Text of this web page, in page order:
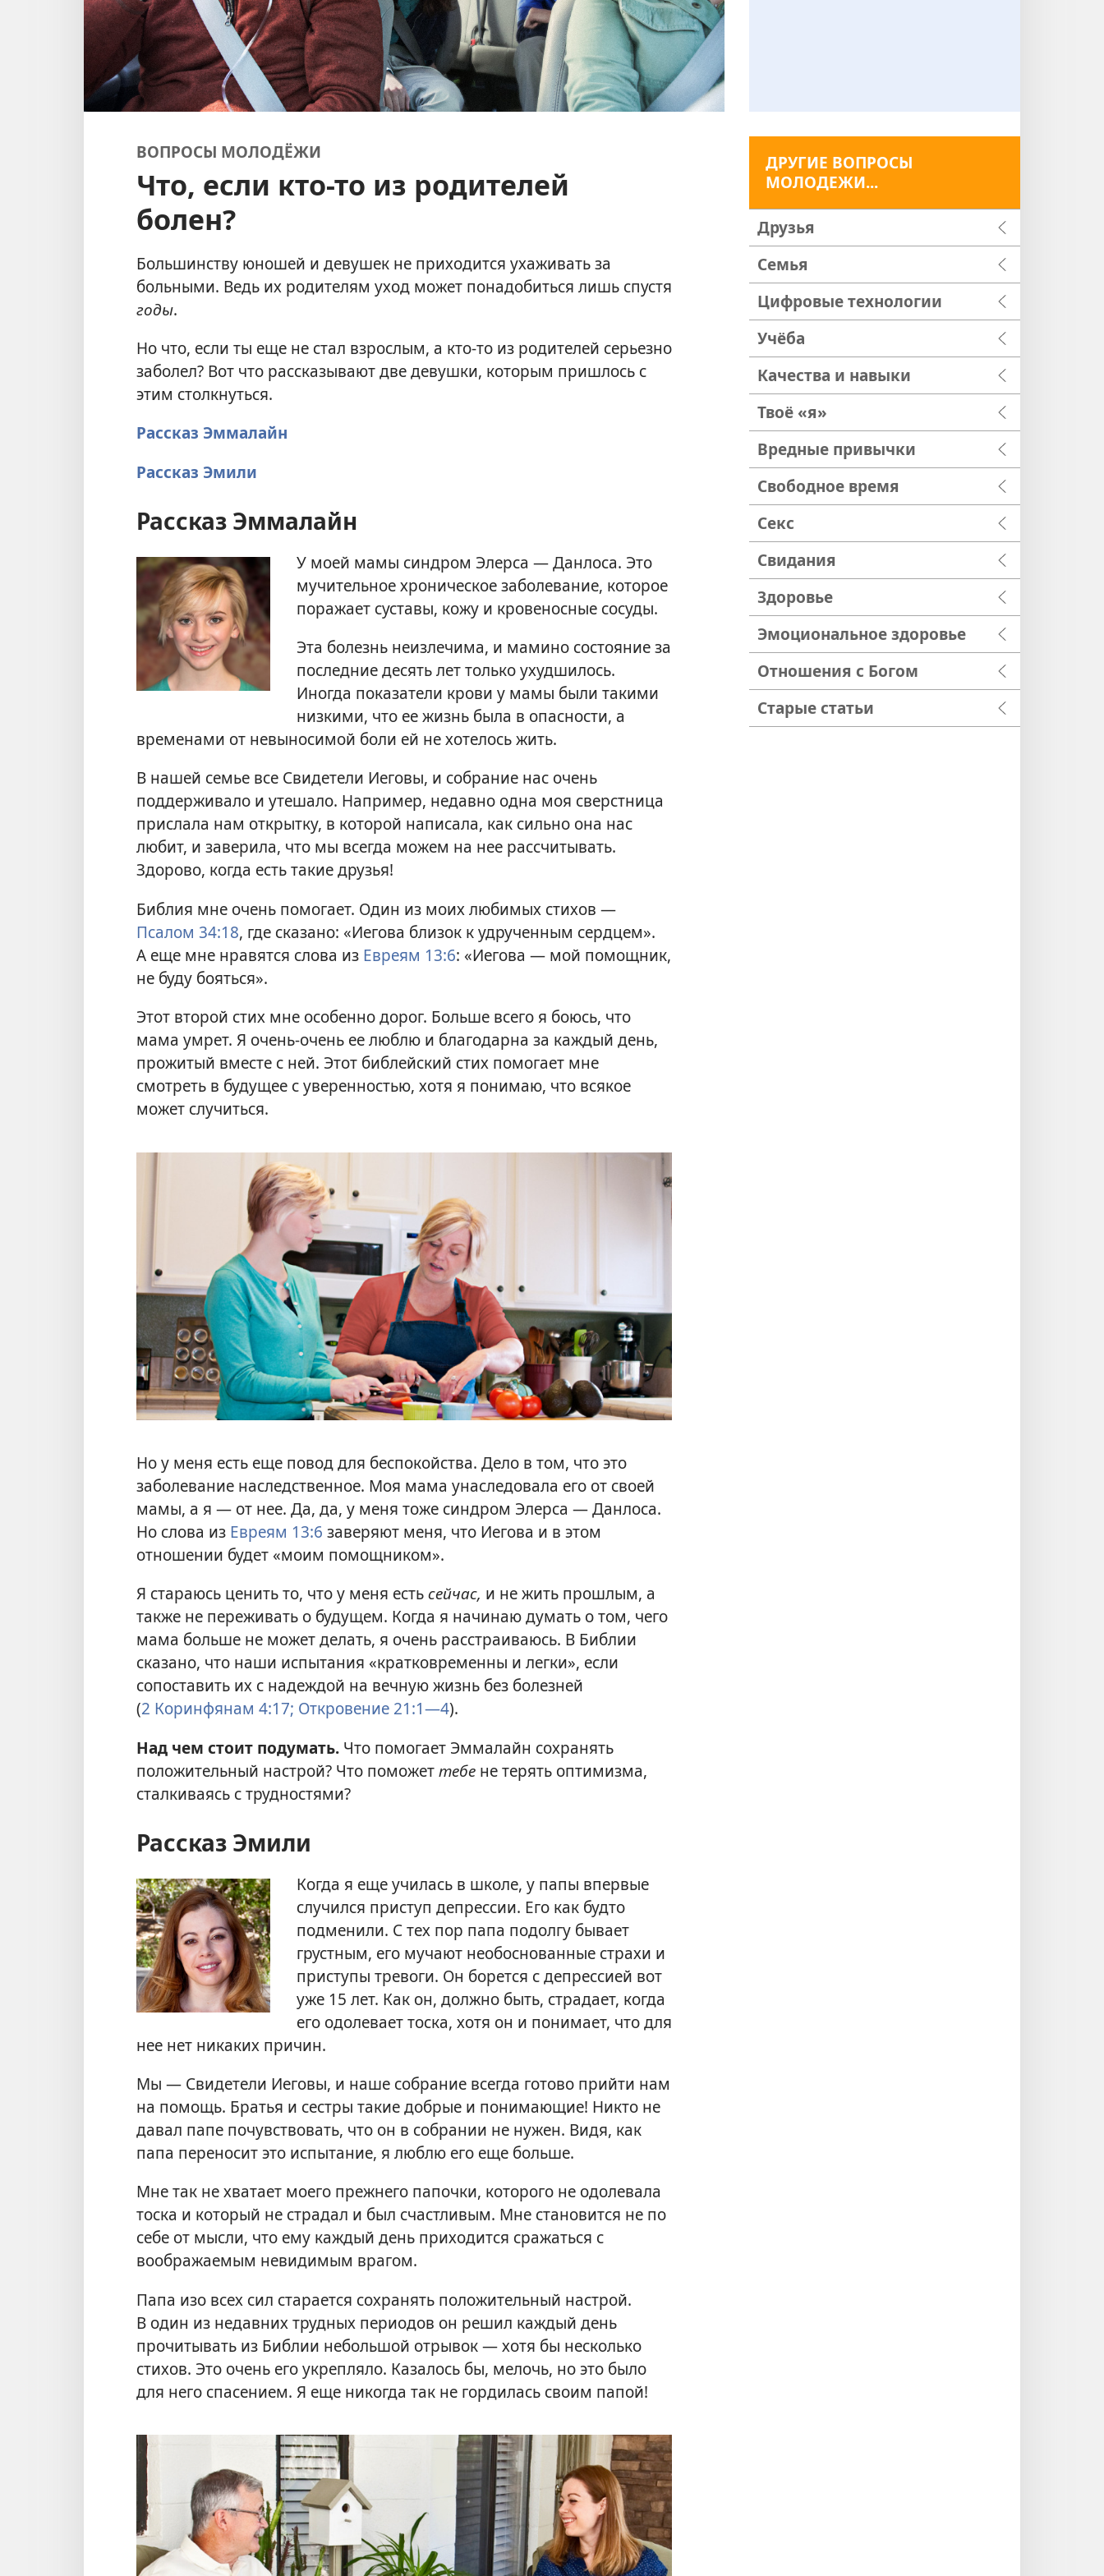
ВОПРОСЫ МОЛОДЁЖИ
Что, если кто-то из родителей
болен?
Большинству юношей и девушек не приходится ухаживать за
больными. Ведь их родителям уход может понадобиться лишь спустя
годы.
Но что, если ты еще не стал взрослым, а кто-то из родителей серьезно
заболел? Вот что рассказывают две девушки, которым пришлось с
этим столкнуться.
Рассказ Эммалайн
Рассказ Эмили
Рассказ Эммалайн
У моей мамы синдром Элерса — Данлоса. Это
мучительное хроническое заболевание, которое
поражает суставы, кожу и кровеносные сосуды.
Эта болезнь неизлечима, и мамино состояние за
последние десять лет только ухудшилось.
Иногда показатели крови у мамы были такими
низкими, что ее жизнь была в опасности, а
временами от невыносимой боли ей не хотелось жить.
В нашей семье все Свидетели Иеговы, и собрание нас очень
поддерживало и утешало. Например, недавно одна моя сверстница
прислала нам открытку, в которой написала, как сильно она нас
любит, и заверила, что мы всегда можем на нее рассчитывать.
Здорово, когда есть такие друзья!
Библия мне очень помогает. Один из моих любимых стихов —
Псалом 34:18, где сказано: «Иегова близок к удрученным сердцем».
А еще мне нравятся слова из Евреям 13:6: «Иегова — мой помощник,
не буду бояться».
Этот второй стих мне особенно дорог. Больше всего я боюсь, что
мама умрет. Я очень-очень ее люблю и благодарна за каждый день,
прожитый вместе с ней. Этот библейский стих помогает мне
смотреть в будущее с уверенностью, хотя я понимаю, что всякое
может случиться.
Но у меня есть еще повод для беспокойства. Дело в том, что это
заболевание наследственное. Моя мама унаследовала его от своей
мамы, а я — от нее. Да, да, у меня тоже синдром Элерса — Данлоса.
Но слова из Евреям 13:6 заверяют меня, что Иегова и в этом
отношении будет «моим помощником».
Я стараюсь ценить то, что у меня естьсейчас, и не жить прошлым, а
также не переживать о будущем. Когда я начинаю думать о том, чего
мама больше не может делать, я очень расстраиваюсь. В Библии
сказано, что наши испытания «кратковременны и легки», если
сопоставить их с надеждой на вечную жизнь без болезней
(2 Коринфянам 4:17; Откровение 21:1—4).
Над чем стоит подумать. Что помогает Эммалайн сохранять
положительный настрой? Что поможеттебе не терять оптимизма,
сталкиваясь с трудностями?
Рассказ Эмили
Когда я еще училась в школе, у папы впервые
случился приступ депрессии. Его как будто
подменили. С тех пор папа подолгу бывает
грустным, его мучают необоснованные страхи и
приступы тревоги. Он борется с депрессией вот
уже 15 лет. Как он, должно быть, страдает, когда
его одолевает тоска, хотя он и понимает, что для
нее нет никаких причин.
Мы — Свидетели Иеговы, и наше собрание всегда готово прийти нам
на помощь. Братья и сестры такие добрые и понимающие! Никто не
давал папе почувствовать, что он в собрании не нужен. Видя, как
папа переносит это испытание, я люблю его еще больше.
Мне так не хватает моего прежнего папочки, которого не одолевала
тоска и который не страдал и был счастливым. Мне становится не по
себе от мысли, что ему каждый день приходится сражаться с
воображаемым невидимым врагом.
Папа изо всех сил старается сохранять положительный настрой.
В один из недавних трудных периодов он решил каждый день
прочитывать из Библии небольшой отрывок — хотя бы несколько
стихов. Это очень его укрепляло. Казалось бы, мелочь, но это было
для него спасением. Я еще никогда так не гордилась своим папой!
ДРУГИЕ ВОПРОСЫ
МОЛОДЕЖИ...
Друзья
Семья
Цифровые технологии
Учёба
Качества и навыки
Твоё «я»
Вредные привычки
Свободное время
Секс
Свидания
Здоровье
Эмоциональное здоровье
Отношения с Богом
Старые статьи